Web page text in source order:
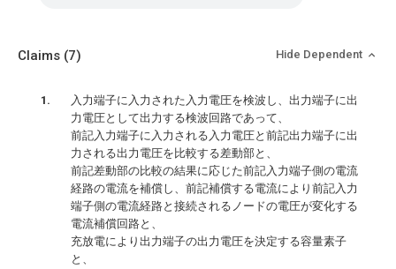
Claims (7) Hide Dependent
入力端子に入力された入力電圧を検波し、出力端子に出
力電圧として出力する検波回路であって、
前記入力端子に入力される入力電圧と前記出力端子に出
力される出力電圧を比較する差動部と、
前記差動部の比較の結果に応じた前記入力端子側の電流
経路の電流を補償し、前記補償する電流により前記入力
端子側の電流経路と接続されるノードの電圧が変化する
電流補償回路と、
充放電により出力端子の出力電圧を決定する容量素子
と、